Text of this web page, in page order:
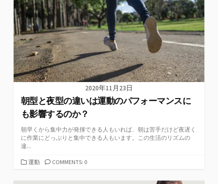
ー
2020年11月23日
朝型と夜型の違いは運動のパフォーマンスに
も影響するのか？
朝早くから集中力が発揮できる人もいれば、朝は苦手だけど夜遅く
に作業にどっぷりと集中できる人もいます。この生活のリズムの
違...
カ
ゴ
運動 COMMENTS: 0